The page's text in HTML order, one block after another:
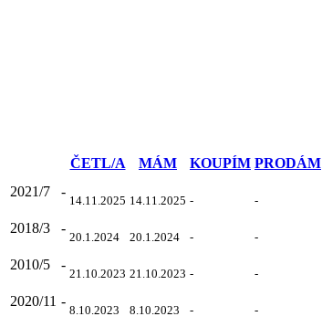
ČETL/A MÁM KOUPÍM PRODÁM
2021/7 -
14.11.2025 14.11.2025 - -
2018/3 -
20.1.2024 20.1.2024 - -
2010/5 -
21.10.2023 21.10.2023 - -
2020/11 -
8.10.2023 8.10.2023 - -